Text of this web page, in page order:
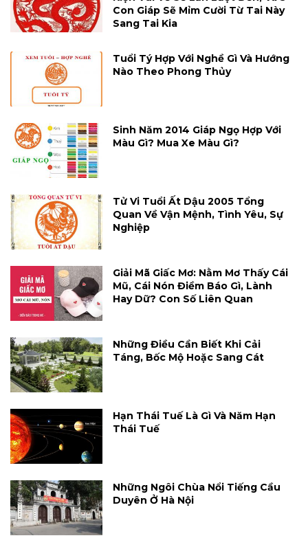
Con Giáp Sẽ Mỉm Cười Từ Tai Này
Sang Tai Kia
Tuổi Tý Hợp Với Nghề Gì Và Hướng
Nào Theo Phong Thủy
Sinh Năm 2014 Giáp Ngọ Hợp Với
Màu Gì? Mua Xe Màu Gì?
Tử Vi Tuổi Ất Dậu 2005 Tổng
Quan Về Vận Mệnh, Tình Yêu, Sự
Nghiệp
Giải Mã Giấc Mơ: Nằm Mơ Thấy Cái
Mũ, Cái Nón Điềm Báo Gì, Lành
Hay Dữ? Con Số Liên Quan
Những Điều Cần Biết Khi Cải
Táng, Bốc Mộ Hoặc Sang Cát
Hạn Thái Tuế Là Gì Và Năm Hạn
Thái Tuế
Những Ngôi Chùa Nổi Tiếng Cầu
Duyên Ở Hà Nội